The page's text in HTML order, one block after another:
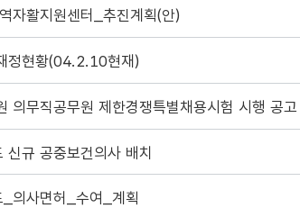
자활지원센터_추진계획(안)
정현황(04.2.10현재)
의무직공무원 제한경쟁특별채용시험 시행 공고
규 공중보건의사 배치
의사면허_수여_계획